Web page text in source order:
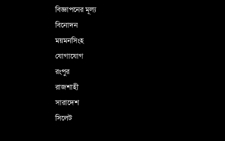
বিজ্ঞাপনের মূল্য
বিনোদন
ময়মনসিংহ
যোগাযোগ
রংপুর
রাজশাহী
সারাদেশ
সিলেট